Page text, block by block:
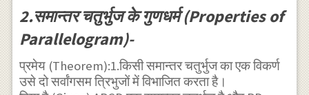
2.समान्तर चतुर्भुज के गुणधर्म (Properties of
Parallelogram)-
प्रमेय (Theorem):1.किसी समान्तर चतुर्भुज का एक विकर्ण
उसे दो सर्वांगसम त्रिभुजों में विभाजित करता है।